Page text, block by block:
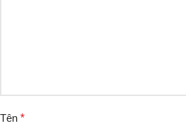
Tên *